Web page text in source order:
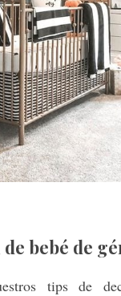
bebé de
tips de